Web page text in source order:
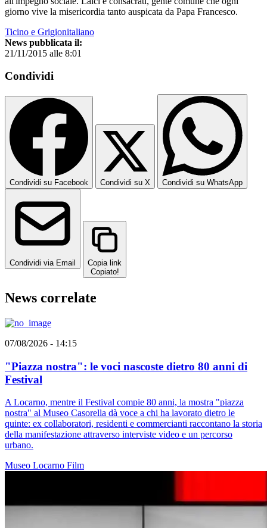
giorno vive la misericordia tanto auspicata da Papa Francesco.
Ticino e Grigionitaliano
News pubblicata il:
21/11/2015 alle 8:01
Condividi
Condividi su Facebook Condividi su X Condividi su WhatsApp
Condividi via Email
Copia link
Copiato!
News correlate
07/08/2026 - 14:15
"Piazza nostra": le voci nascoste dietro 80 anni di
Festival
A Locarno, mentre il Festival compie 80 anni, la mostra "piazza
nostra" al Museo Casorella dà voce a chi ha lavorato dietro le
quinte: ex collaboratori, residenti e commercianti raccontano la storia
della manifestazione attraverso interviste video e un percorso
urbano.
Museo Locarno Film